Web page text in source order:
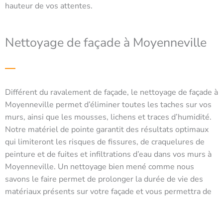
hauteur de vos attentes.
Nettoyage de façade à Moyenneville
Différent du ravalement de façade, le nettoyage de façade à
Moyenneville permet d’éliminer toutes les taches sur vos
murs, ainsi que les mousses, lichens et traces d’humidité.
Notre matériel de pointe garantit des résultats optimaux
qui limiteront les risques de fissures, de craquelures de
peinture et de fuites et infiltrations d’eau dans vos murs à
Moyenneville. Un nettoyage bien mené comme nous
savons le faire permet de prolonger la durée de vie des
matériaux présents sur votre façade et vous permettra de